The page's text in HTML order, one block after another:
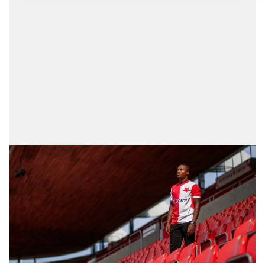
sınırlı olarak açık rızanız dahilinde kullanılacaktır.
Çerezlere ilişkin tercihlerinizi aşağıda yer alan panel
vasıtasıyla belirleyebilirsiniz. Çerezlere ilişkin detaylı bilgi
için Ayarlar butonuna tıklayabilir,Çerez Bilgilendirme
Metnimizi
ziyaret edebilirsiniz.
6698 sayılı Kişisel Verilerin Korunması Kanunu uyarınca